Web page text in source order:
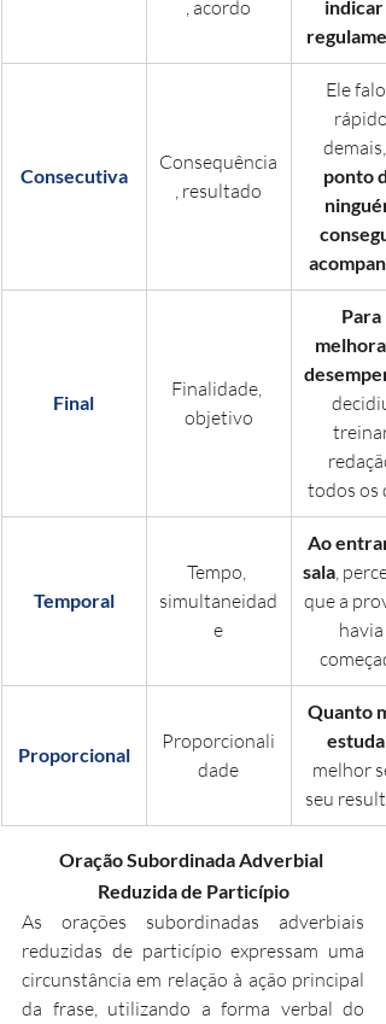
, acordo
indicar
Consecutiva
Consequência
, resultado
Ele
rápido
demais,
ponto
Final
Finalidade,
objetivo
Para
decidiu
treinar
redação
todos os
Temporal
Tempo,
simultaneidad
e
Ao entrar
sala,
que a
havia
Proporcional
Proporcionali
dade
Quanto
estudar
melhor
seu
Oração Subordinada Adverbial
Reduzida de Particípio
As orações subordinadas adverbiais
reduzidas de particípio expressam uma
circunstância em relação à ação principal
da frase, utilizando a forma verbal do